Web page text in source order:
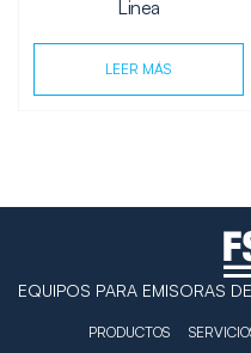
Linea
LEER MÁS
EQUIPOS PARA EMISORAS
PRODUCTOS